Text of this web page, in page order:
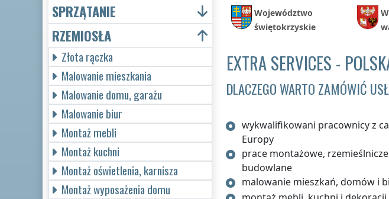
Województwo
świętokrzyskie
EXTRA SERVICES -
DLACZEGO WARTO ZAMÓWIĆ
wykwalifikowani pracownicy z
Europy
prace montażowe,
budowlane
malowanie mieszkań, domów i
SPRZĄTANIE
RZEMIOSŁA
Złota rączka
Malowanie mieszkania
Malowanie domu, garażu
Malowanie biur
Montaż mebli
Montaż kuchni
Montaż oświetlenia, karnisza
Montaż wyposażenia domu